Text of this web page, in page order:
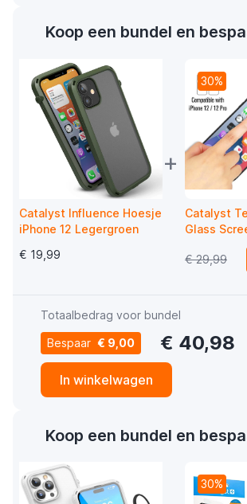
Koop een bundel en
Catalyst Influence Hoesje
iPhone 12 Legergroen
€ 19,99
+
30%
Catalyst
Glass
Protector
iPhone 12
€ 29,99
Totaalbedrag voor bundel
Bespaar € 9,00 € 40,98
In winkelwagen
Koop een bundel en
30%